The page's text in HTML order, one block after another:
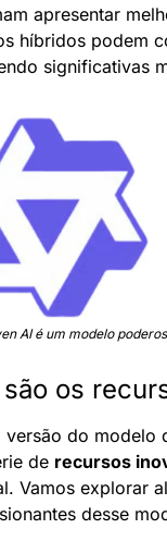
apresentar
híbridos podem
significativas
AI é um modelo
os
versão do modelo
de recursos
Vamos explorar
desse